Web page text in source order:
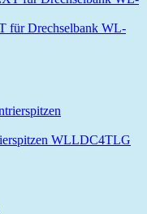
für Drechselbank WL-
WLLDC4TLG